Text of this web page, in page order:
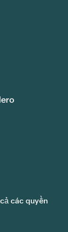
các quyền